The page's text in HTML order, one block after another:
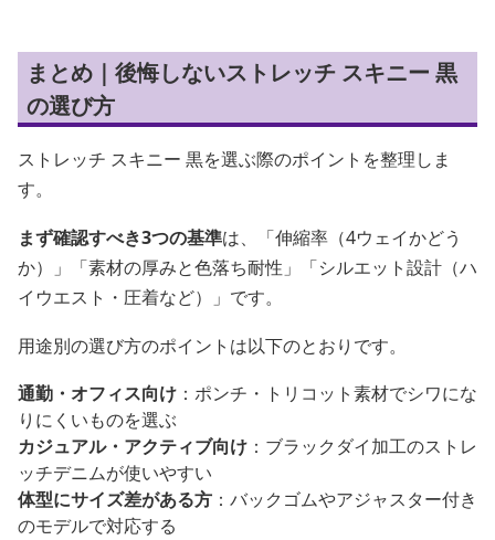
まとめ｜後悔しないストレッチ スキニー 黒
の選び方
ストレッチ スキニー 黒を選ぶ際のポイントを整理しま
す。
まず確認すべき3つの基準は、「伸縮率（4ウェイかどう
か）」「素材の厚みと色落ち耐性」「シルエット設計（ハ
イウエスト・圧着など）」です。
用途別の選び方のポイントは以下のとおりです。
通勤・オフィス向け ：ポンチ・トリコット素材でシワにな
りにくいものを選ぶ
カジュアル・アクティブ向け ：ブラックダイ加工のストレ
ッチデニムが使いやすい
体型にサイズ差がある方 ：バックゴムやアジャスター付き
のモデルで対応する